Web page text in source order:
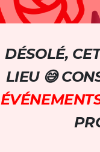
DÉSOLÉ,
LIEU 😅